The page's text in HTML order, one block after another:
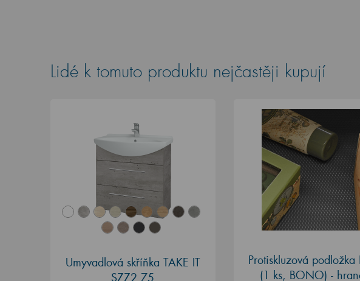
Lidé k tomuto produktu nejčastěji kupují
Umyvadlová skříňka TAKE IT
SZZ2 75
Protiskluzová
(1 ks, BONO) -